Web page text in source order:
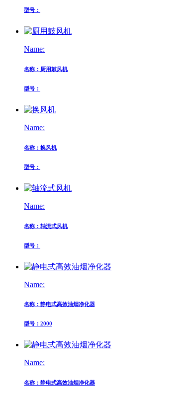
型号：
Name:
名称：厨用鼓风机
型号：
Name:
名称：换风机
型号：
Name:
名称：轴流式风机
型号：
Name:
名称：静电式高效油烟净化器
型号：2000
Name:
名称：静电式高效油烟净化器